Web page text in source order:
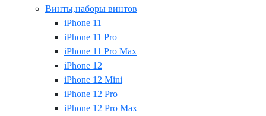
Винты,наборы винтов
iPhone 11
iPhone 11 Pro
iPhone 11 Pro Max
iPhone 12
iPhone 12 Mini
iPhone 12 Pro
iPhone 12 Pro Max